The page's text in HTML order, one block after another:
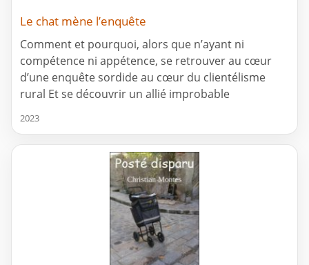
Le chat mène l’enquête
Comment et pourquoi, alors que n’ayant ni
compétence ni appétence, se retrouver au cœur
d’une enquête sordide au cœur du clientélisme
rural Et se découvrir un allié improbable
2023